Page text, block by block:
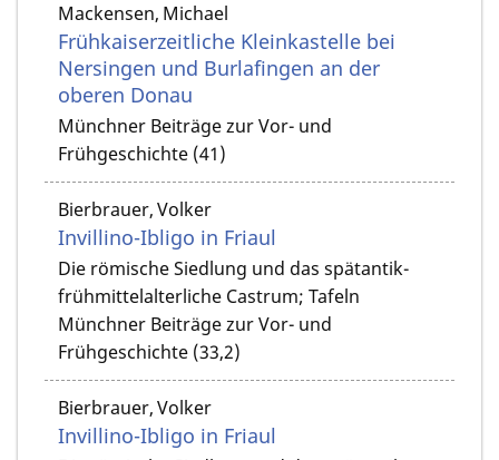
Mackensen, Michael
Frühkaiserzeitliche Kleinkastelle bei
Nersingen und Burlafingen an der
oberen Donau
Münchner Beiträge zur Vor- und
Frühgeschichte (41)
Bierbrauer, Volker
Invillino-Ibligo in Friaul
Die römische Siedlung und das spätantik-
frühmittelalterliche Castrum; Tafeln
Münchner Beiträge zur Vor- und
Frühgeschichte (33,2)
Bierbrauer, Volker
Invillino-Ibligo in Friaul